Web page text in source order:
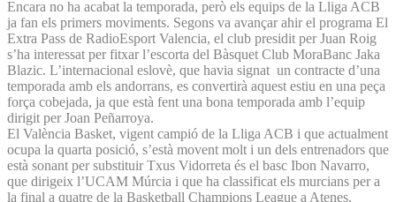
Encara no ha acabat la temporada, però els equips de la Lliga ACB
ja fan els primers moviments. Segons va avançar ahir el programa El
Extra Pass de RadioEsport Valencia, el club presidit per Juan Roig
s’ha interessat per fitxar l’escorta del Bàsquet Club MoraBanc Jaka
Blazic. L’internacional eslovè, que havia signat un contracte d’una
temporada amb els andorrans, es convertirà aquest estiu en una peça
força cobejada, ja que està fent una bona temporada amb l’equip
dirigit per Joan Peñarroya.
El València Basket, vigent campió de la Lliga ACB i que actualment
ocupa la quarta posició, s’està movent molt i un dels entrenadors que
està sonant per substituir Txus Vidorreta és el basc Ibon Navarro,
que dirigeix l’UCAM Múrcia i que ha classificat els murcians per a
la final a quatre de la Basketball Champions League a Atenes.